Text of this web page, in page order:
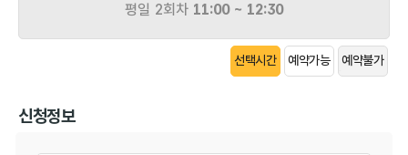
평일 2회차 11:00 ~ 12:30
선택시간 예약가능 예약불가
신청정보